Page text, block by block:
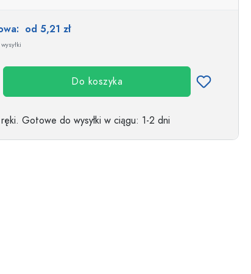
od 5,21 zł
Do koszyka
Gotowe do wysyłki w ciągu: 1-2 dni